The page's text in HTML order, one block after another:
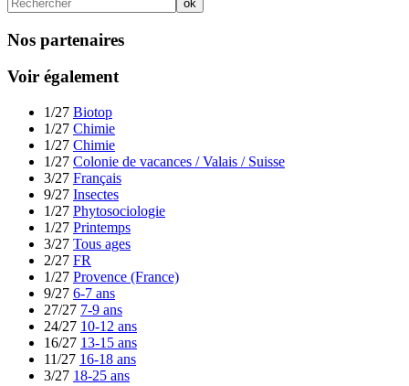
Nos partenaires
Voir également
1/27 Biotop
1/27 Chimie
1/27 Chimie
1/27 Colonie de vacances / Valais / Suisse
3/27 Français
9/27 Insectes
1/27 Phytosociologie
1/27 Printemps
3/27 Tous ages
2/27 FR
1/27 Provence (France)
9/27 6-7 ans
27/27 7-9 ans
24/27 10-12 ans
16/27 13-15 ans
11/27 16-18 ans
3/27 18-25 ans